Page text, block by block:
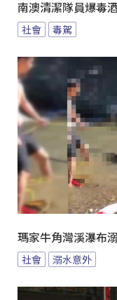
南澳清潔隊員爆毒
社會 毒駕
瑪家牛角灣溪瀑布
社會 溺水意外